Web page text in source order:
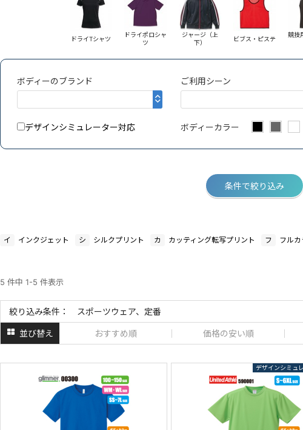
ドライTシャツ
ドライポロシャ
ツ
ジャージ（上
下）
ビブス・ピステ
競技
ボディーのブランド ご利用シーン
デザインシミュレーター対応 ボディーカラー
条件で絞り込み
イ インクジェット シ シルクプリント カ カッティング転写プリント フ フル
5 件中 1-5 件表示
絞り込み条件： スポーツウェア、定番
並び替え おすすめ順 価格の安い順